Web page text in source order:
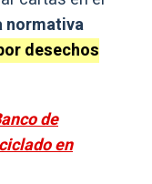
normativa
desechos
de
en